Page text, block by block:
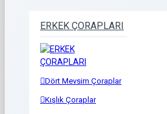
ERKEK ÇORAPLARI
Dört Mevsim Çoraplar
Kışlık Çoraplar